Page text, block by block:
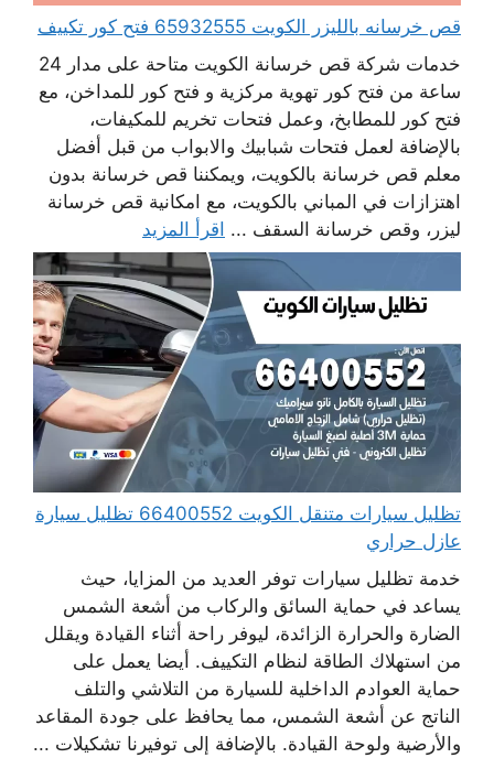
قص خرسانه بالليزر الكويت 65932555 فتح كور تكييف
خدمات شركة قص خرسانة الكويت متاحة على مدار 24
ساعة من فتح كور تهوية مركزية و فتح كور للمداخن، مع
فتح كور للمطابخ، وعمل فتحات تخريم للمكيفات،
بالإضافة لعمل فتحات شبابيك والابواب من قبل أفضل
معلم قص خرسانة بالكويت، ويمكننا قص خرسانة بدون
اهتزازات في المباني بالكويت، مع امكانية قص خرسانة
ليزر، وقص خرسانة السقف ... اقرأ المزيد
تظليل سيارات متنقل الكويت 66400552 تظليل سيارة
عازل حراري
خدمة تظليل سيارات توفر العديد من المزايا، حيث
يساعد في حماية السائق والركاب من أشعة الشمس
الضارة والحرارة الزائدة، ليوفر راحة أثناء القيادة ويقلل
من استهلاك الطاقة لنظام التكييف. أيضا يعمل على
حماية العوادم الداخلية للسيارة من التلاشي والتلف
الناتج عن أشعة الشمس، مما يحافظ على جودة المقاعد
والأرضية ولوحة القيادة. بالإضافة إلى توفيرنا تشكيلات ...